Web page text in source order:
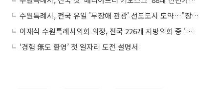
수원특례시, 전국 유일 '무장애 관광' 선도도시 도약…"장벽 없애고 소비 연결"
이재식 수원특례시의회 의장, 전국 226개 지방의회 중 '지방의정봉사대상' 수상
‘경험 無도 환영’ 첫 일자리 도전 설명서